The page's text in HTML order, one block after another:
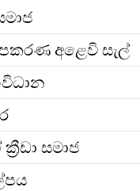
අළෙවි සැල්
සමාජ